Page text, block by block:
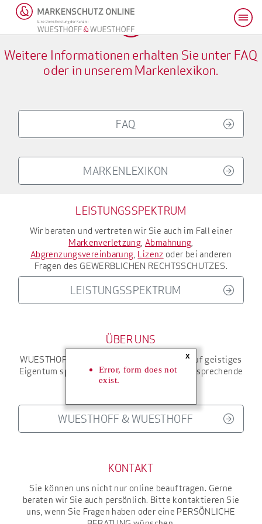
Error, form does not
exist.
Weitere Informationen erhalten Sie unter FAQ
oder in unserem Markenlexikon.
FAQ
MARKENLEXIKON
LEISTUNGSSPEKTRUM
Wir beraten und vertreten wir Sie auch im Fall einer
Markenverletzung,Abmahnung,
Abgrenzungsvereinbarung, Lizenz oder bei anderen
Fragen des GEWERBLICHEN RECHTSSCHUTZES.
LEISTUNGSSPEKTRUM
ÜBER UNS
WUESTHOFF & WUESTHOFF ist seit 1927auf geistiges
Eigentum spezialisiert.Wir verfügen über entsprechende
KOMPETENZ UND ERFAHRUNG
WUESTHOFF & WUESTHOFF
KONTAKT
Sie können uns nicht nur online beauftragen. Gerne
beraten wir Sie auch persönlich. Bitte kontaktieren Sie
uns, wenn Sie Fragen haben oder eine PERSÖNLICHE